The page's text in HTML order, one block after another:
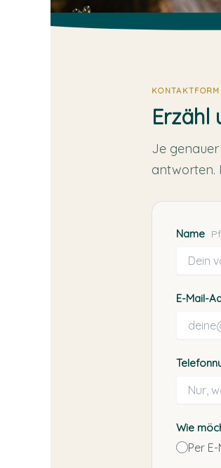
Erzähl
Je
antworten.
Name
E-Mail-
Wie
Per E-